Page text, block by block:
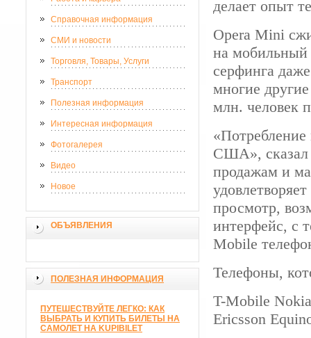
Справочная информация
СМИ и новости
Торговля, Товары, Услуги
Транспорт
Полезная информация
Интересная информация
Фотогалерея
Видео
Новое
ОБЪЯВЛЕНИЯ
ПОЛЕЗНАЯ ИНФОРМАЦИЯ
ПУТЕШЕСТВУЙТЕ ЛЕГКО: КАК
ВЫБРАТЬ И КУПИТЬ БИЛЕТЫ НА
САМОЛЕТ НА KUPIBILET
делает опыт
Opera Mini
на мобильный
серфинга
многие
млн. человек
«Потребление
США», сказал
продажам и
просмотр,
интерфейс, с
Mobile
Телефоны,
T-Mobile
Ericsson